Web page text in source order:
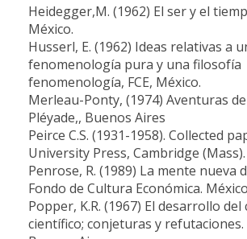
Heidegger,M. (1962) El ser y el
México.
Husserl, E. (1962) Ideas relativas a
fenomenología pura y una filosofía
fenomenología, FCE, México.
Merleau-Ponty, (1974) Aventuras
Pléyade,, Buenos Aires
Peirce C.S. (1931-1958). Collected
University Press, Cambridge (Mass).
Penrose, R. (1989) La mente nueva
Fondo de Cultura Económica.
Popper, K.R. (1967) El desarrollo
científico; conjeturas y refutaciones.